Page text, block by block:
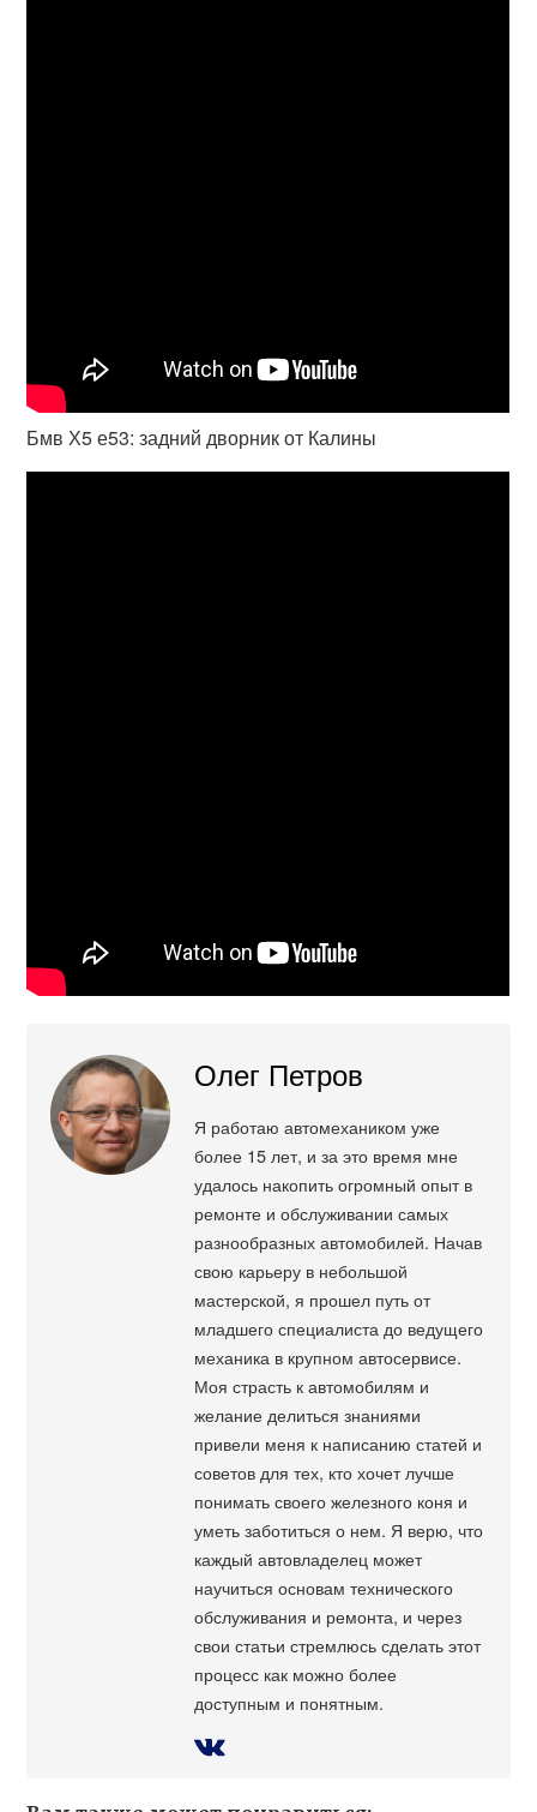
Бмв Х5 е53: задний дворник от Калины
Олег Петров
Я работаю автомехаником уже
более 15 лет, и за это время мне
удалось накопить огромный опыт в
ремонте и обслуживании самых
разнообразных автомобилей. Начав
свою карьеру в небольшой
мастерской, я прошел путь от
младшего специалиста до ведущего
механика в крупном автосервисе.
Моя страсть к автомобилям и
желание делиться знаниями
привели меня к написанию статей и
советов для тех, кто хочет лучше
понимать своего железного коня и
уметь заботиться о нем. Я верю, что
каждый автовладелец может
научиться основам технического
обслуживания и ремонта, и через
свои статьи стремлюсь сделать этот
процесс как можно более
доступным и понятным.